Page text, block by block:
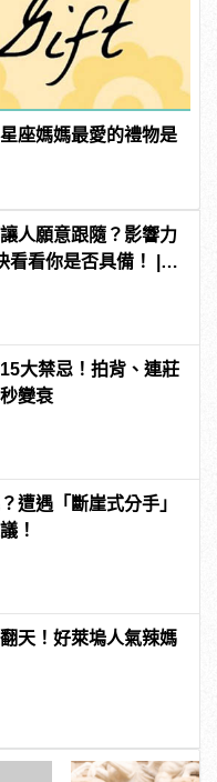
座媽媽最愛的禮物是
人願意跟隨？影響力
看看你是否具備！ |
大禁忌！拍背、連莊
變衰
遭遇「斷崖式分手」
！
天！好萊塢人氣辣媽